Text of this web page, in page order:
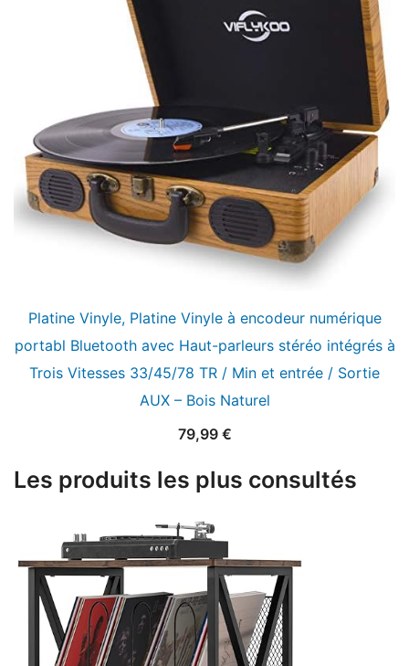
Platine Vinyle, Platine Vinyle à encodeur numérique
portabl Bluetooth avec Haut-parleurs stéréo intégrés à
Trois Vitesses 33/45/78 TR / Min et entrée / Sortie
AUX – Bois Naturel
79,99 €
Les produits les plus consultés